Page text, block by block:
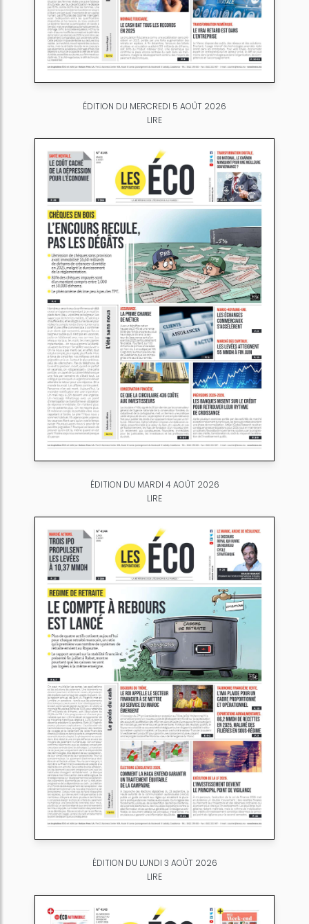
ÉDITION DU MERCREDI 5 AOÛT 2026
LIRE
ÉDITION DU MARDI 4 AOÛT 2026
LIRE
ÉDITION DU LUNDI 3 AOÛT 2026
LIRE